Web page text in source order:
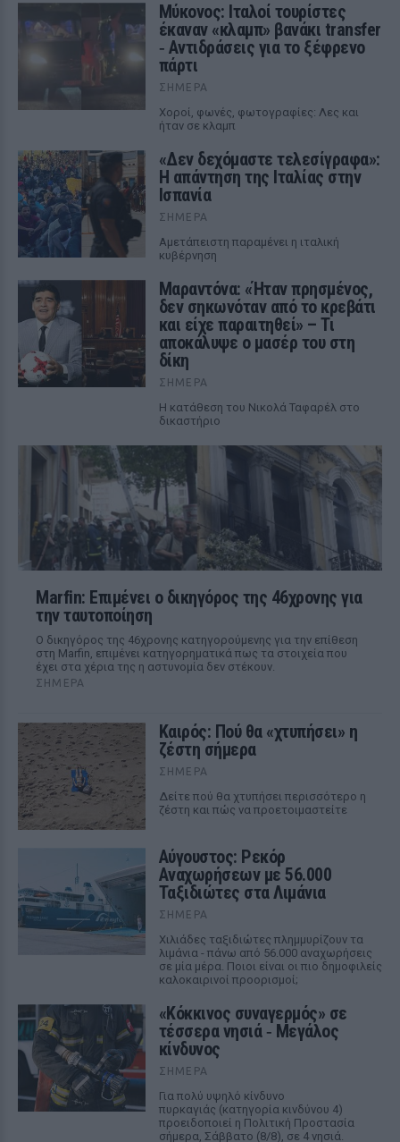
Μύκονος: Ιταλοί τουρίστες
έκαναν «κλαμπ» βανάκι transfer
‑ Αντιδράσεις για το ξέφρενο
πάρτι
ΣΉΜΕΡΑ
Χοροί, φωνές, φωτογραφίες: Λες και
ήταν σε κλαμπ
«Δεν δεχόμαστε τελεσίγραφα»:
Η απάντηση της Ιταλίας στην
Ισπανία
ΣΉΜΕΡΑ
Αμετάπειστη παραμένει η ιταλική
κυβέρνηση
Μαραντόνα: «Ήταν πρησμένος,
δεν σηκωνόταν από το κρεβάτι
και είχε παραιτηθεί» – Τι
αποκάλυψε ο μασέρ του στη
δίκη
ΣΉΜΕΡΑ
Η κατάθεση του Νικολά Ταφαρέλ στο
δικαστήριο
Marfin: Επιμένει ο δικηγόρος της 46χρονης για
την ταυτοποίηση
Ο δικηγόρος της 46χρονης κατηγορούμενης για την επίθεση
στη Marfin, επιμένει κατηγορηματικά πως τα στοιχεία που
έχει στα χέρια της η αστυνομία δεν στέκουν.
ΣΉΜΕΡΑ
Καιρός: Πού θα «χτυπήσει» η
ζέστη σήμερα
ΣΉΜΕΡΑ
Δείτε πού θα χτυπήσει περισσότερο η
ζέστη και πώς να προετοιμαστείτε
Αύγουστος: Ρεκόρ
Αναχωρήσεων με 56.000
Ταξιδιώτες στα Λιμάνια
ΣΉΜΕΡΑ
Χιλιάδες ταξιδιώτες πλημμυρίζουν τα
λιμάνια - πάνω από 56.000 αναχωρήσεις
σε μία μέρα. Ποιοι είναι οι πιο δημοφιλείς
καλοκαιρινοί προορισμοί;
«Κόκκινος συναγερμός» σε
τέσσερα νησιά ‑ Μεγάλος
κίνδυνος
ΣΉΜΕΡΑ
Για πολύ υψηλό κίνδυνο
πυρκαγιάς (κατηγορία κινδύνου 4)
προειδοποιεί η Πολιτική Προστασία
σήμερα, Σάββατο (8/8), σε 4 νησιά.